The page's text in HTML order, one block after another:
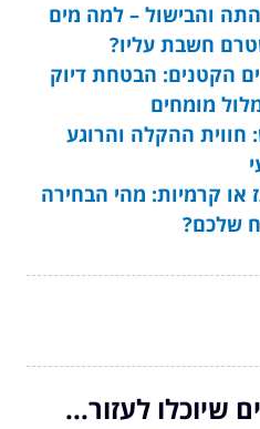
והבישול – למה מים
חשבת עליו?
הקטנים: הבטחת דיוק
מומחים
חווית ההקלה והרוגע
או קרמיות: מהי הבחירה
שלכם?
שיוכלו לעזור...